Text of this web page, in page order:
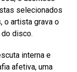
selecionados
o artista grava o
disco.
interna e
afetiva, uma